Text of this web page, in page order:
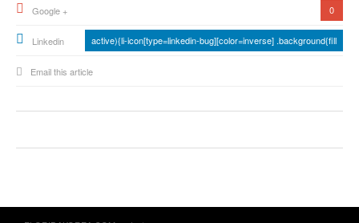
Google + 0
Linkedin active){li-icon[type=linkedin-bug][color=inverse] .background{fill
Email this article